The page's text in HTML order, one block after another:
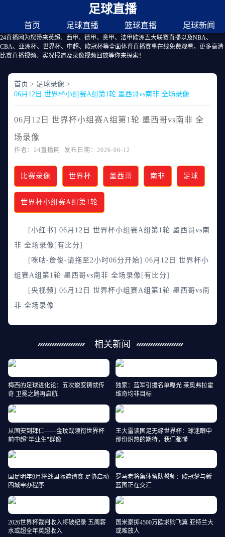
足球直播
首页 足球直播 篮球直播 足球新闻
24直播网为您带来英超、西甲、德甲、意甲、法甲欧洲五大联赛直播以及NBA、
CBA、亚洲杯、世界杯、中超、欧冠杯等全面体育直播赛事在线免费观看，更多高清
比赛直播视频、实况报道及录像视频回放等你来探索！
首页 > 足球录像 >
06月12日 世界杯小组赛A组第1轮 墨西哥vs南非 全场录像
06月12日 世界杯小组赛A组第1轮 墨西哥vs南非 全
场录像
作者：24直播网 发布日期：2026-06-12
比赛录像 世界杯 墨西哥 南非 足球
世界杯小组赛A组第1轮
[小红书] 06月12日 世界杯小组赛A组第1轮 墨西哥vs南
非 全场录像[有比分]
[咪咕-詹俊-请拖至2小时06分开始] 06月12日 世界杯小
组赛A组第1轮 墨西哥vs南非 全场录像[有比分]
[央视频] 06月12日 世界杯小组赛A组第1轮 墨西哥vs南
非 全场录像
相关新闻
梅西的足球进化论：五次蜕变铸就传
奇 卫冕之路再启航
独家：蓝军引援名单曝光 莱奥弗拉霍
维奇均非目标
从国安到拜仁——金玟哉领衔世界杯
前中超"毕业生"群像
王大雷谈国足无缘世界杯：球迷眼中
那份炽热的期待，我们都懂
国足明年9月将战国际邀请赛 足协启动
四城申办程序
罗马老将集体留队誓师：欧冠梦与新
蓝图正在交汇
2026世界杯裁判收入将破纪录 五周薪
水或超全年英超收入
国米豪掷4500万欧求购飞翼 亚特兰大
或难放人